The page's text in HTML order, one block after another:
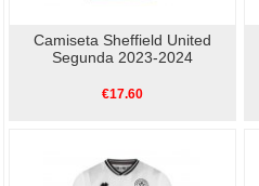
Camiseta Sheffield United
Segunda 2023-2024
€17.60